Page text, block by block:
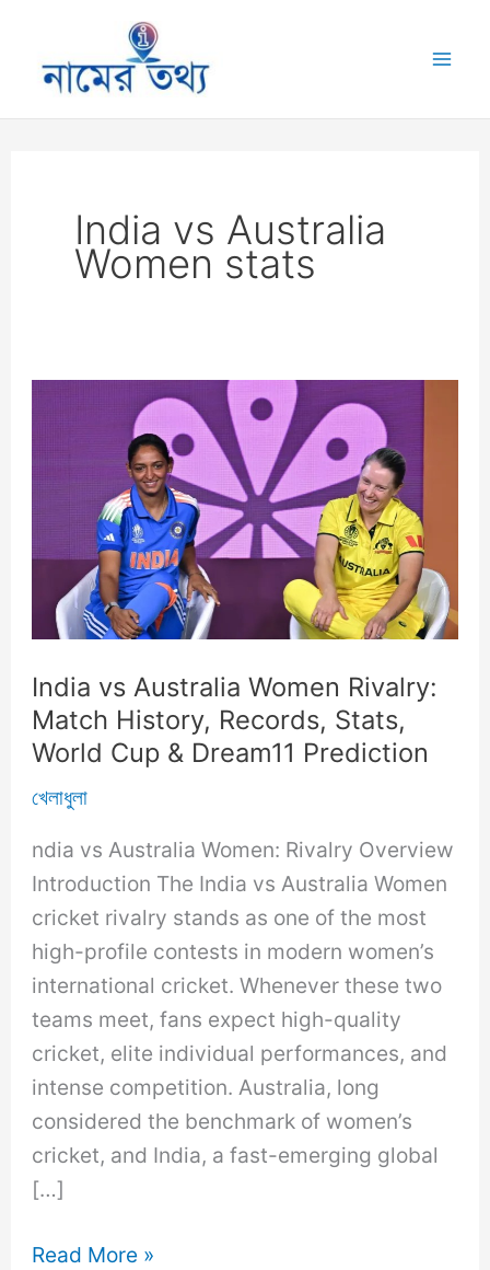
content
India vs Australia
Women stats
India vs Australia Women Rivalry:
Match History, Records, Stats,
World Cup & Dream11 Prediction
খেলাধুলা
ndia vs Australia Women: Rivalry Overview
Introduction The India vs Australia Women
cricket rivalry stands as one of the most
high-profile contests in modern women’s
international cricket. Whenever these two
teams meet, fans expect high-quality
cricket, elite individual performances, and
intense competition. Australia, long
considered the benchmark of women’s
cricket, and India, a fast-emerging global
[…]
India
Read More »